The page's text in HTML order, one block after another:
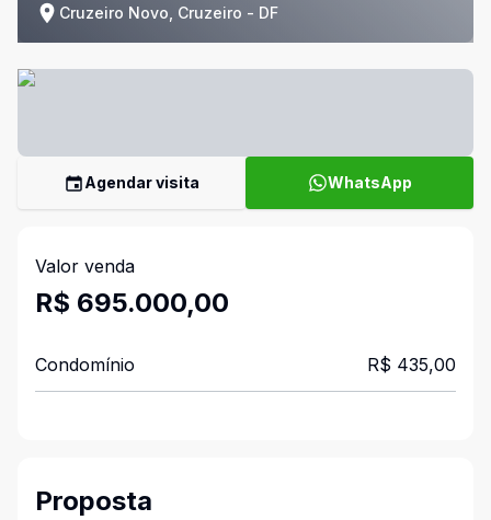
Cruzeiro Novo, Cruzeiro - DF
Agendar visita WhatsApp
Valor venda
R$ 695.000,00
Condomínio R$ 435,00
Proposta